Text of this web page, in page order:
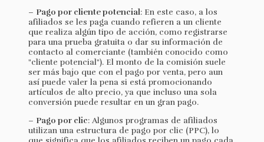
– Pago por cliente potencial: En este caso, a los
afiliados se les paga cuando refieren a un cliente
que realiza algún tipo de acción, como registrarse
para una prueba gratuita o dar su información de
contacto al comerciante (también conocido como
"cliente potencial"). El monto de la comisión suele
ser más bajo que con el pago por venta, pero aun
así puede valer la pena si está promocionando
artículos de alto precio, ya que incluso una sola
conversión puede resultar en un gran pago.
– Pago por clic: Algunos programas de afiliados
utilizan una estructura de pago por clic (PPC), lo